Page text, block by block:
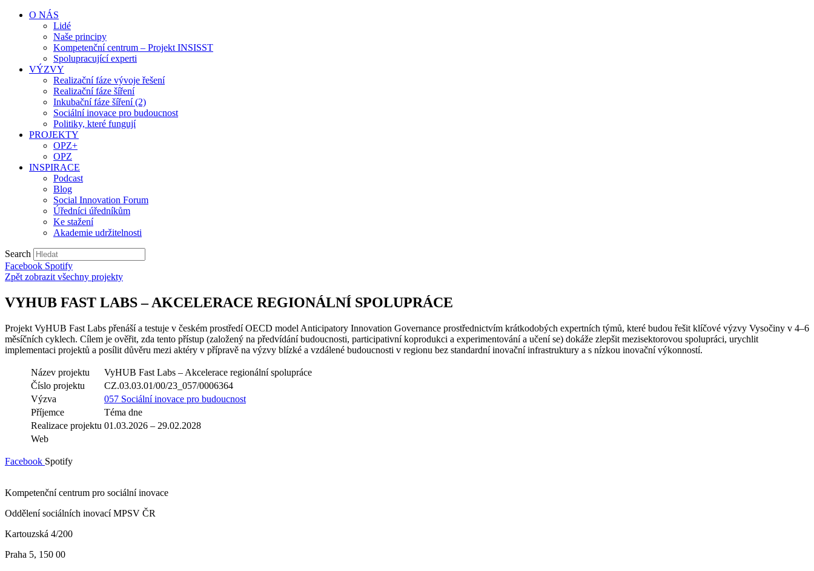
O NÁS
Lidé
Naše principy
Kompetenční centrum – Projekt INSISST
Spolupracující experti
VÝZVY
Realizační fáze vývoje řešení
Realizační fáze šíření
Inkubační fáze šíření (2)
Sociální inovace pro budoucnost
Politiky, které fungují
PROJEKTY
OPZ+
OPZ
INSPIRACE
Podcast
Blog
Social Innovation Forum
Úředníci úředníkům
Ke stažení
Akademie udržitelnosti
Search
Facebook Spotify
Zpět zobrazit všechny projekty
VYHUB FAST LABS – AKCELERACE REGIONÁLNÍ SPOLUPRÁCE
Projekt VyHUB Fast Labs přenáší a testuje v českém prostředí OECD model Anticipatory Innovation Governance prostřednictvím krátkodobých expertních týmů, které budou řešit klíčové výzvy Vysočiny v 4–6
měsíčních cyklech. Cílem je ověřit, zda tento přístup (založený na předvídání budoucnosti, participativní koprodukci a experimentování a učení se) dokáže zlepšit mezisektorovou spolupráci, urychlit
implementaci projektů a posílit důvěru mezi aktéry v přípravě na výzvy blízké a vzdálené budoucnosti v regionu bez standardní inovační infrastruktury a s nízkou inovační výkonností.
Název projektu
VyHUB Fast Labs – Akcelerace regionální spolupráce
Číslo projektu
CZ.03.03.01/00/23_057/0006364
Výzva
057 Sociální inovace pro budoucnost
Příjemce
Téma dne
Realizace projektu 01.03.2026 – 29.02.2028
Web
Facebook Spotify
Kompetenční centrum pro sociální inovace
Oddělení sociálních inovací MPSV ČR
Kartouzská 4/200
Praha 5, 150 00